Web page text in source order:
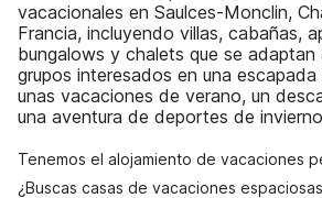
vacacionales en Saulces-Monclin,
Francia, incluyendo villas, cabañas,
bungalows y chalets que se adaptan
grupos interesados en una
unas vacaciones de verano, un
una aventura de deportes de
Tenemos el alojamiento de vacaciones
¿Buscas casas de vacaciones